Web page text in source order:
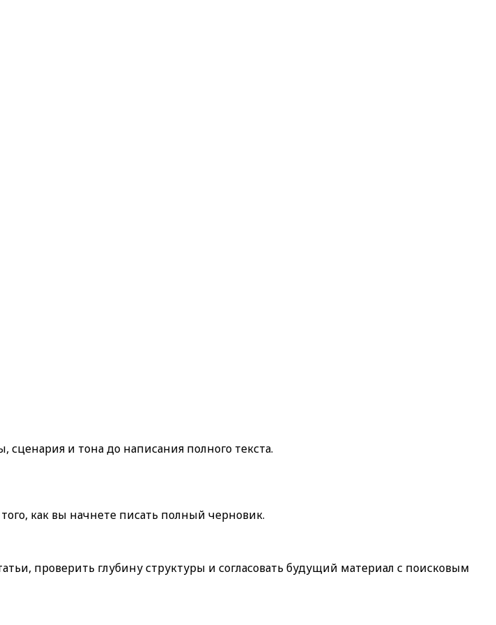
и тона до написания полного текста.
как вы начнете писать полный черновик.
проверить глубину структуры и согласовать будущий материал с поисковым